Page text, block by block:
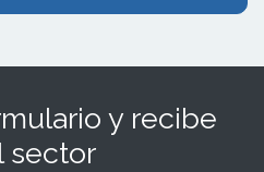
y recibe
sector